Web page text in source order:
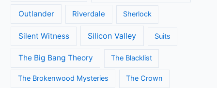
Outlander Riverdale Sherlock
Silent Witness Silicon Valley Suits
The Big Bang Theory The Blacklist
The Brokenwood Mysteries The Crown